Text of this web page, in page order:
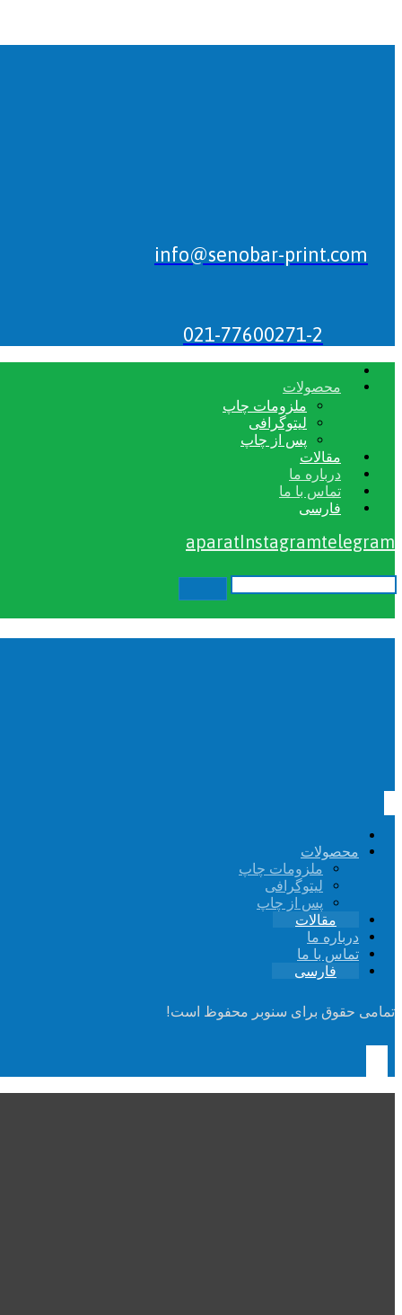
info@senobar-print.com
021-77600271-2
محصولات
ملزومات چاپ
لیتوگرافی
پس از چاپ
مقالات
درباره ما
تماس با ما
فارسی
aparatInstagramtelegram
محصولات
ملزومات چاپ
لیتوگرافی
پس از چاپ
مقالات
درباره ما
تماس با ما
فارسی
تمامی حقوق برای سنوبر محفوظ است!